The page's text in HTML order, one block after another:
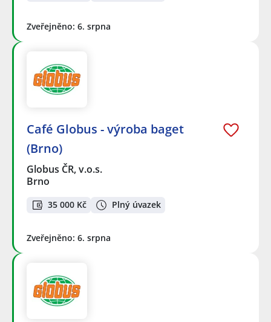
Zveřejněno: 6. srpna
Café Globus - výroba baget
(Brno)
Globus ČR, v.o.s.
Brno
35 000 Kč Plný úvazek
Zveřejněno: 6. srpna